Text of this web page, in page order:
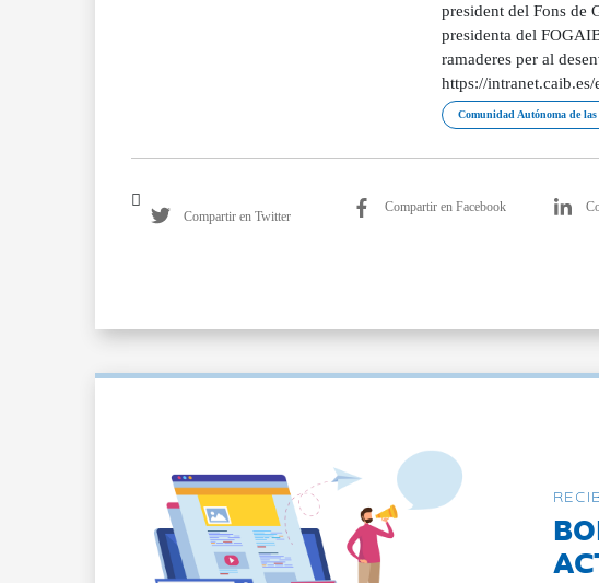
president del Fons de
presidenta del
ramaderes per al
https://
Comunidad Autónoma de
Compartir en Twitter
Compartir en Facebook